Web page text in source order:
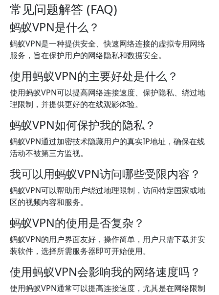
常见问题解答 (FAQ)
蚂蚁VPN是什么？
蚂蚁VPN是一种提供安全、快速网络连接的虚拟专用网络
服务，旨在保护用户的网络隐私和数据安全。
使用蚂蚁VPN的主要好处是什么？
使用蚂蚁VPN可以提高网络连接速度、保护隐私、绕过地
理限制，并提供更好的在线观影体验。
蚂蚁VPN如何保护我的隐私？
蚂蚁VPN通过加密技术隐藏用户的真实IP地址，确保在线
活动不被第三方监视。
我可以用蚂蚁VPN访问哪些受限内容？
蚂蚁VPN可以帮助用户绕过地理限制，访问特定国家或地
区的视频内容和服务。
蚂蚁VPN的使用是否复杂？
蚂蚁VPN的用户界面友好，操作简单，用户只需下载并安
装软件，选择所需服务器即可开始使用。
使用蚂蚁VPN会影响我的网络速度吗？
使用蚂蚁VPN通常可以提高连接速度，尤其是在网络限制